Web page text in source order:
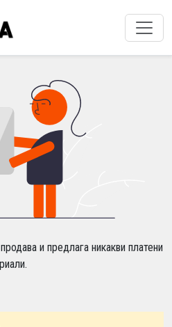
и предлага никакви платени